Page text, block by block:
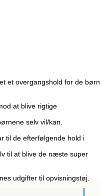
et overgangshold for de børn,
at blive rigtige
selv vil/kan.
til de efterfølgende hold i
til at blive de næste super
udgifter til opvisningstøj.